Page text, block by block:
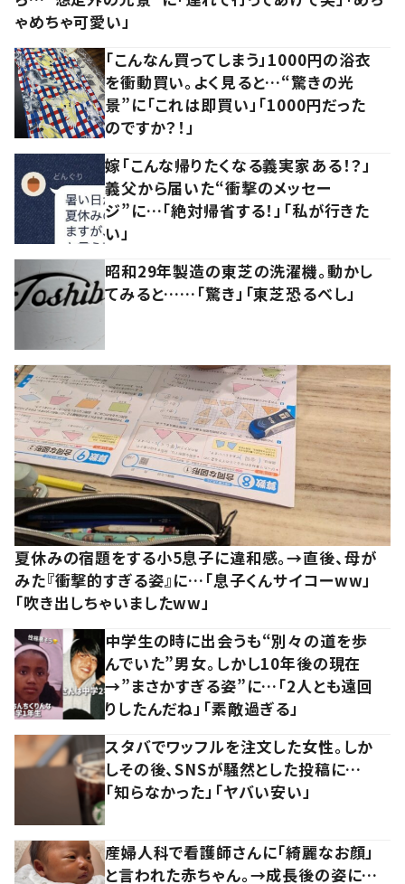
ゃめちゃ可愛い」
「こんなん買ってしまう」1000円の浴衣
を衝動買い。よく見ると…“驚きの光
景”に「これは即買い」「1000円だった
のですか？！」
嫁「こんな帰りたくなる義実家ある！？」
義父から届いた“衝撃のメッセー
ジ”に…「絶対帰省する！」「私が行きた
い」
昭和29年製造の東芝の洗濯機。動かし
てみると……「驚き」「東芝恐るべし」
夏休みの宿題をする小5息子に違和感。→直後、母が
みた『衝撃的すぎる姿』に…「息子くんサイコーww」
「吹き出しちゃいましたww」
中学生の時に出会うも“別々の道を歩
んでいた”男女。しかし10年後の現在
→”まさかすぎる姿”に…「2人とも遠回
りしたんだね」「素敵過ぎる」
スタバでワッフルを注文した女性。しか
しその後、SNSが騒然とした投稿に…
「知らなかった」「ヤバい安い」
産婦人科で看護師さんに「綺麗なお顔」
と言われた赤ちゃん。→成長後の姿に…